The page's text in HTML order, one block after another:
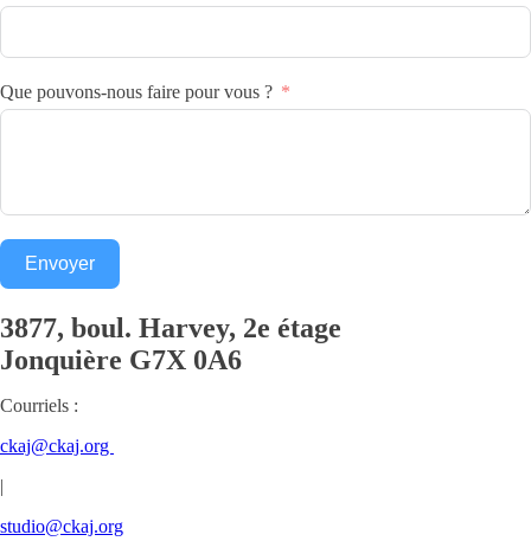
Que pouvons-nous faire pour vous ?
Envoyer
3877, boul. Harvey, 2e étage
Jonquière G7X 0A6
Courriels :
ckaj@ckaj.org
|
studio@ckaj.org